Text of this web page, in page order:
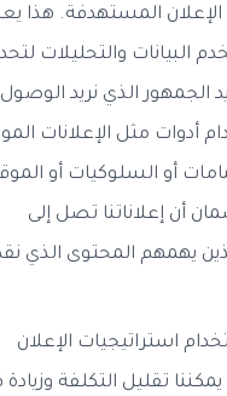
المستهدفة. هذا
البيانات والتحليلات
الجمهور الذي نريد الوصول
أدوات مثل الإعلانات
أو السلوكيات أو
أن إعلاناتنا تصل إلى
يهمهم المحتوى الذي
استراتيجيات الإعلان
تقليل التكلفة وزيادة